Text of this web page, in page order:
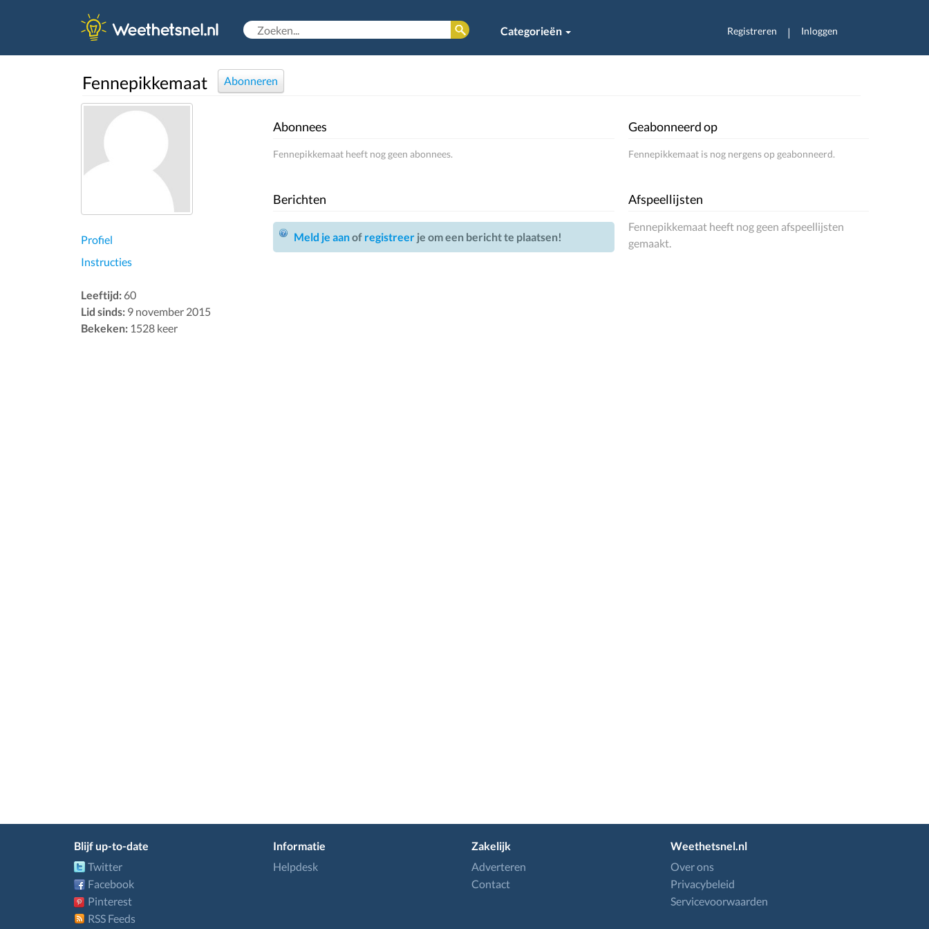
Categorieën Registreren | Inloggen
Fennepikkemaat Abonneren
Profiel
Instructies
Leeftijd: 60
Lid sinds: 9 november 2015
Bekeken: 1528 keer
Abonnees
Fennepikkemaat heeft nog geen abonnees.
Berichten
Meld je aanof registreerje om een bericht te plaatsen!
Geabonneerd op
Fennepikkemaat is nog nergens op geabonneerd.
Afspeellijsten
Fennepikkemaat heeft nog geen afspeellijsten
gemaakt.
Blijf up-to-date
Twitter
Facebook
Pinterest
RSS Feeds
Informatie
Helpdesk
Zakelijk
Adverteren
Contact
Weethetsnel.nl
Over ons
Privacybeleid
Servicevoorwaarden